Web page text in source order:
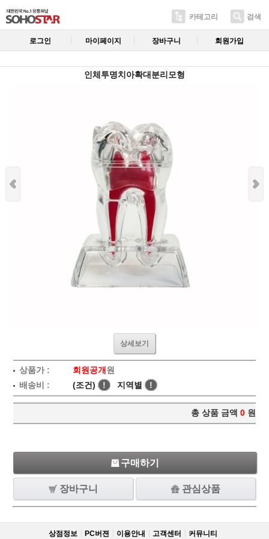
카테고리 검색
로그인 마이페이지 장바구니 회원가입
인체투명치아확대분리모형
상세보기
상품가 : 회원공개원
배송비 :
(조건) ! 지역별 !
총 상품 금액 0 원
구매하기
장바구니 관심상품
상점정보 PC버젼 이용안내 고객센터 커뮤니티